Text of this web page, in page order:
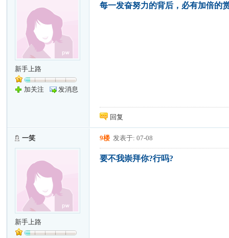
新手上路
加关注 发消息
每一发奋努力的背后，必有加倍的
回复
一笑
新手上路
9楼 发表于: 07-08
要不我崇拜你?行吗?